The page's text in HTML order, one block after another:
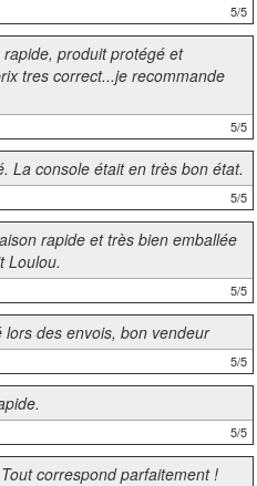
5/5
produit protégé et
tres correct...je recommande
5/5
La console était en très bon état.
5/5
rapide et très bien emballée
Loulou.
5/5
des envois, bon vendeur
5/5
5/5
correspond parfaitement !